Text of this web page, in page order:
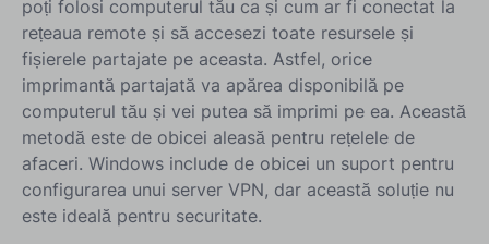
poți folosi computerul tău ca și cum ar fi conectat la
rețeaua remote și să accesezi toate resursele și
fișierele partajate pe aceasta. Astfel, orice
imprimantă partajată va apărea disponibilă pe
computerul tău și vei putea să imprimi pe ea. Această
metodă este de obicei aleasă pentru rețelele de
afaceri. Windows include de obicei un suport pentru
configurarea unui server VPN, dar această soluție nu
este ideală pentru securitate.